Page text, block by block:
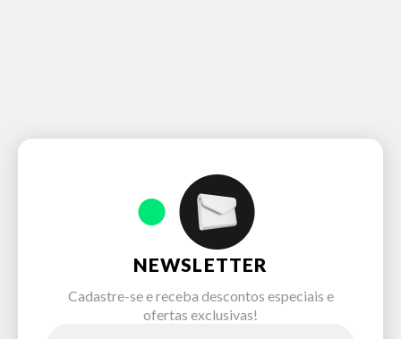
NEWSLETTER
Cadastre-se e receba descontos especiais e
ofertas exclusivas!